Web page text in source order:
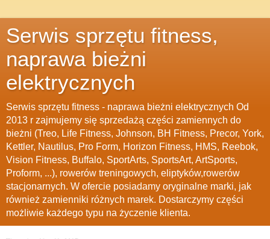
Serwis sprzętu fitness,
naprawa bieżni
elektrycznych
Serwis sprzętu fitness - naprawa bieżni elektrycznych Od
2013 r zajmujemy się sprzedażą części zamiennych do
bieżni (Treo, Life Fitness, Johnson, BH Fitness, Precor, York,
Kettler, Nautilus, Pro Form, Horizon Fitness, HMS, Reebok,
Vision Fitness, Buffalo, SportArts, SportsArt, ArtSports,
Proform, ...), rowerów treningowych, eliptyków,rowerów
stacjonarnych. W ofercie posiadamy oryginalne marki, jak
również zamienniki różnych marek. Dostarczymy części
możliwie każdego typu na życzenie klienta.